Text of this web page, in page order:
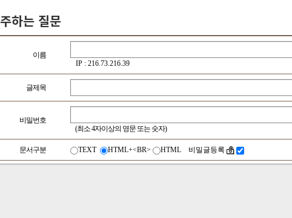
하는 질문
이름
IP : 216.73.216.39
글제목
비밀번호
(최소 4자이상의 영문 또는 숫자)
문서구분 TEXT HTML+<BR> HTML 비밀글등록